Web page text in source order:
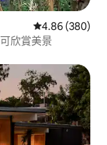
從 380 則評價
4.86 (380)
欣賞美景